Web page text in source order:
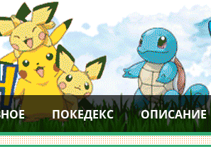
ПОКЕДЕКС ОПИСАНИЕ